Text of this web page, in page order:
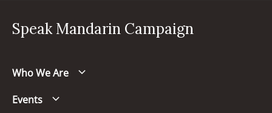
Speak Mandarin Campaign
Who We Are
Events